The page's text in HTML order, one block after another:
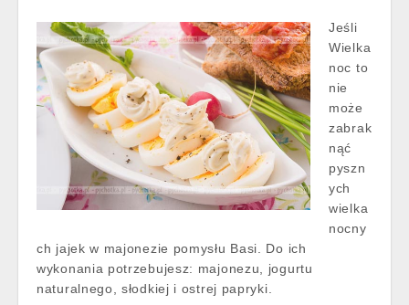
Jeśli
Wielka
noc to
nie
może
zabrak
nąć
pyszn
ych
wielka
nocny
ch jajek w majonezie pomysłu Basi. Do ich
wykonania potrzebujesz: majonezu, jogurtu
naturalnego, słodkiej i ostrej papryki.